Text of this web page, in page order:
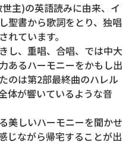
主)の英語読みに由来、イ
聖書から歌詞をとり、独唱
ています。
し、重唱、合唱、では中大
あるハーモニーをかもし出
のは第2部最終曲のハレル
体が響いているような音
美しいハーモニーを聞かせ
じながら帰宅することが出